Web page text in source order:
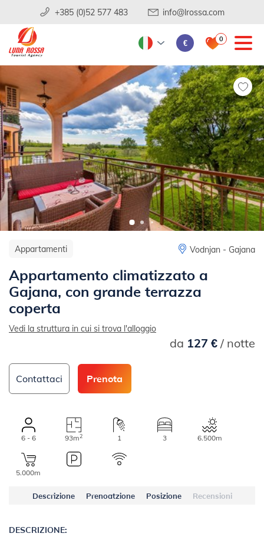
+385 (0)52 577 483 info@lrossa.com
€ 0
Appartamenti Vodnjan - Gajana
Appartamento climatizzato a
Gajana, con grande terrazza
coperta
Vedi la struttura in cui si trova l'alloggio
da 127 €/ notte
Contattaci Prenota
6 - 6 93m2 1 3 6.500m
5.000m
Descrizione Prenoatzione Posizione Recensioni
DESCRIZIONE: